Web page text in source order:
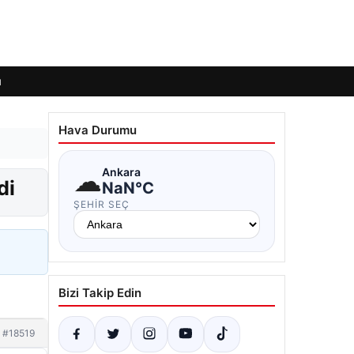
#18519
Hava Durumu
☁Ankara
NaN°C
ŞEHIR SEÇ
Bizi Takip Edin